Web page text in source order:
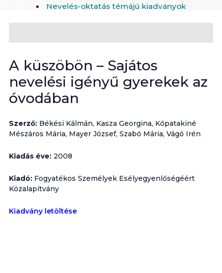
Nevelés-oktatás témájú kiadványok
A küszöbön – Sajátos
nevelési igényű gyerekek az
óvodában
Szerző:Békési Kálmán, Kasza Georgina, Kőpatakiné
Mészáros Mária, Mayer József, Szabó Mária, Vágó Irén
Kiadás éve:2008
Kiadó:Fogyatékos Személyek Esélyegyenlőségéért
Közalapítvány
Kiadvány letöltése